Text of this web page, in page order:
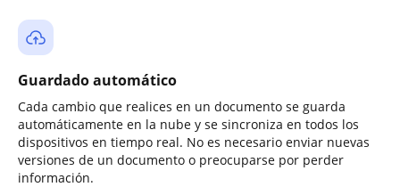
Guardado automático
Cada cambio que realices en un documento se guarda
automáticamente en la nube y se sincroniza en todos los
dispositivos en tiempo real. No es necesario enviar nuevas
versiones de un documento o preocuparse por perder
información.